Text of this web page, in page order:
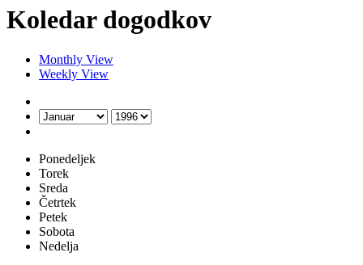
Koledar dogodkov
Monthly View
Weekly View
Ponedeljek
Torek
Sreda
Četrtek
Petek
Sobota
Nedelja